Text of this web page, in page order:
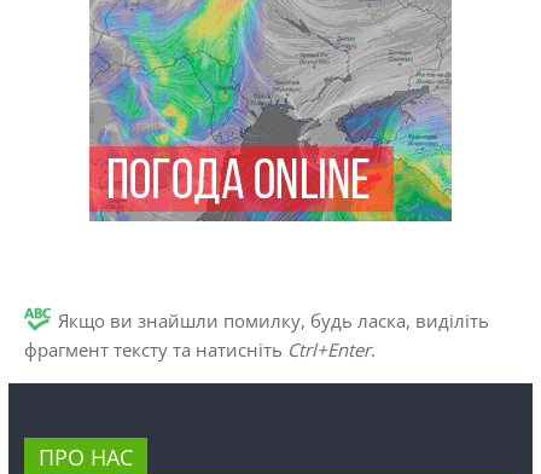
Якщо ви знайшли помилку, будь ласка, виділіть
фрагмент тексту та натисніть Ctrl+Enter.
ПРО НАС